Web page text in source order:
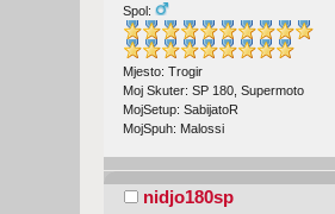
Spol:
Mjesto: Trogir
Moj Skuter: SP 180, Supermoto
MojSetup: SabijatoR
MojSpuh: Malossi
nidjo180sp